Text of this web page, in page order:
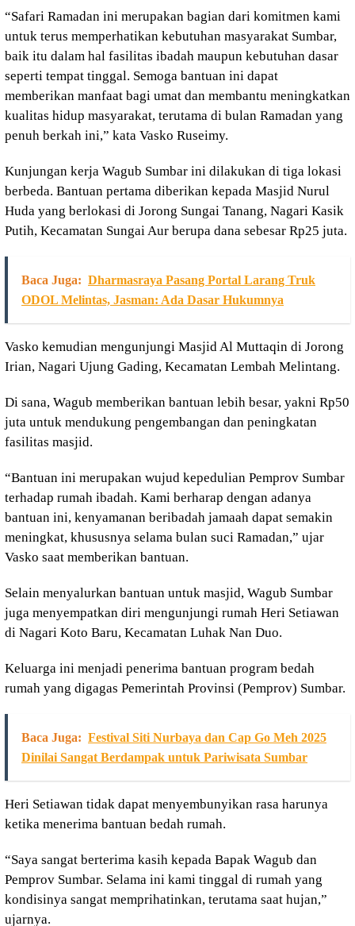
“Safari Ramadan ini merupakan bagian dari komitmen kami
untuk terus memperhatikan kebutuhan masyarakat Sumbar,
baik itu dalam hal fasilitas ibadah maupun kebutuhan dasar
seperti tempat tinggal. Semoga bantuan ini dapat
memberikan manfaat bagi umat dan membantu meningkatkan
kualitas hidup masyarakat, terutama di bulan Ramadan yang
penuh berkah ini,” kata Vasko Ruseimy.
Kunjungan kerja Wagub Sumbar ini dilakukan di tiga lokasi
berbeda. Bantuan pertama diberikan kepada Masjid Nurul
Huda yang berlokasi di Jorong Sungai Tanang, Nagari Kasik
Putih, Kecamatan Sungai Aur berupa dana sebesar Rp25 juta.
Baca Juga: Dharmasraya Pasang Portal Larang Truk
ODOL Melintas, Jasman: Ada Dasar Hukumnya
Vasko kemudian mengunjungi Masjid Al Muttaqin di Jorong
Irian, Nagari Ujung Gading, Kecamatan Lembah Melintang.
Di sana, Wagub memberikan bantuan lebih besar, yakni Rp50
juta untuk mendukung pengembangan dan peningkatan
fasilitas masjid.
“Bantuan ini merupakan wujud kepedulian Pemprov Sumbar
terhadap rumah ibadah. Kami berharap dengan adanya
bantuan ini, kenyamanan beribadah jamaah dapat semakin
meningkat, khususnya selama bulan suci Ramadan,” ujar
Vasko saat memberikan bantuan.
Selain menyalurkan bantuan untuk masjid, Wagub Sumbar
juga menyempatkan diri mengunjungi rumah Heri Setiawan
di Nagari Koto Baru, Kecamatan Luhak Nan Duo.
Keluarga ini menjadi penerima bantuan program bedah
rumah yang digagas Pemerintah Provinsi (Pemprov) Sumbar.
Baca Juga: Festival Siti Nurbaya dan Cap Go Meh 2025
Dinilai Sangat Berdampak untuk Pariwisata Sumbar
Heri Setiawan tidak dapat menyembunyikan rasa harunya
ketika menerima bantuan bedah rumah.
“Saya sangat berterima kasih kepada Bapak Wagub dan
Pemprov Sumbar. Selama ini kami tinggal di rumah yang
kondisinya sangat memprihatinkan, terutama saat hujan,”
ujarnya.